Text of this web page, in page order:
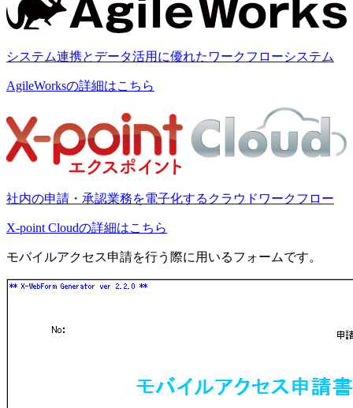
システム連携とデータ活用に優れたワークフローシステム
AgileWorksの詳細はこちら
社内の申請・承認業務を電子化するクラウドワークフロー
X-point Cloudの詳細はこちら
モバイルアクセス申請を行う際に用いるフォームです。